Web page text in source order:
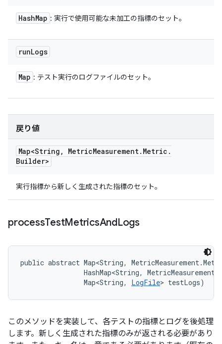
HashMap : 実行で使用可能な未加工の指標のセット。
runLogs
Map : テスト実行のログファイルのセット。
戻り値
Map<String , MetricMeasurement. Metric .
Builder>
実行指標から新しく生成された指標のセット。
processTestMetricsAndLogs
public abstract Map<String,
HashMap<String,
                Map<String,
LogFile> testLogs)
このメソッドを実装して、各テストの指標とログを後処理
します。新しく生成された指標のみが返される必要があり